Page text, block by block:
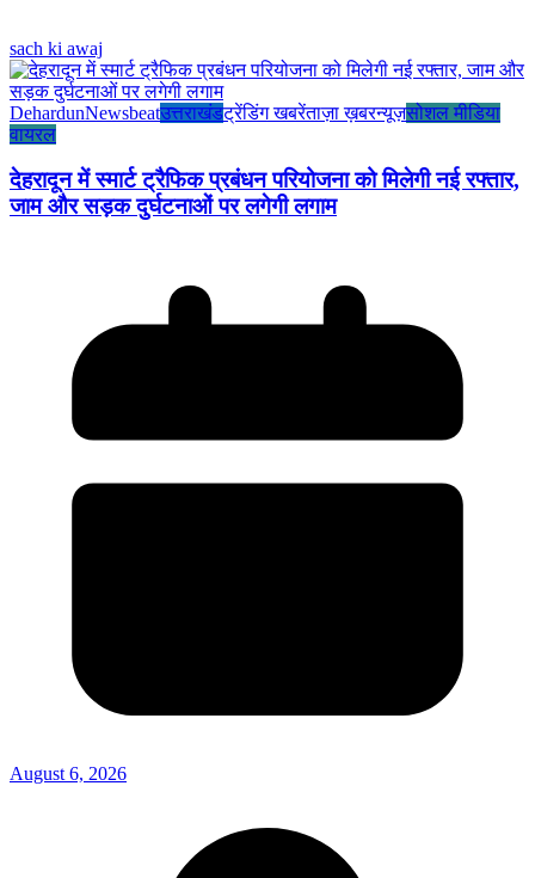
sach ki awaj
DehardunNewsbeatउत्तराखंडट्रेंडिंग खबरेंताज़ा ख़बरन्यूज़सोशल मीडिया
वायरल
देहरादून में स्मार्ट ट्रैफिक प्रबंधन परियोजना को मिलेगी नई रफ्तार,
जाम और सड़क दुर्घटनाओं पर लगेगी लगाम
August 6, 2026